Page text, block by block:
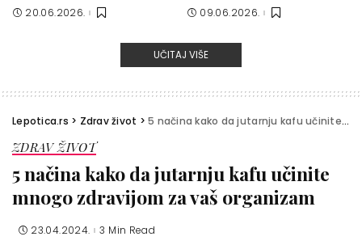
20.06.2026. 09.06.2026.
UČITAJ VIŠE
Lepotica.rs > Zdrav život >5 načina kako da jutarnju kafu učinite mnogo zdravijom za vaš organizam
ZDRAV ŽIVOT
5 načina kako da jutarnju kafu učinite
mnogo zdravijom za vaš organizam
23.04.2024. 3 Min Read